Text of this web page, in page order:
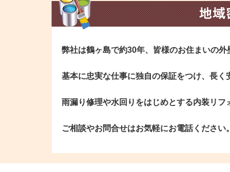
弊社は鶴ヶ島で約30年、皆様のお住まいの
基本に忠実な仕事に独自の保証をつけ、長
雨漏り修理や水回りをはじめとする内装リフ
ご相談やお問合せはお気軽にお電話ください